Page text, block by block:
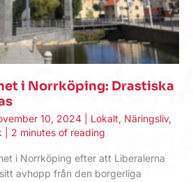
i Norrköping: Drastiska
10, 2024 Lokalt, Näringsliv,
2 minutes of reading
i Norrköping efter att Liberalerna
avhopp från den borgerliga